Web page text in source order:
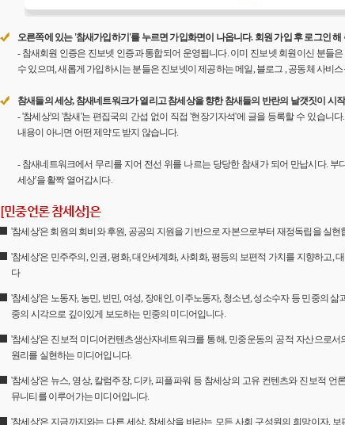
오른쪽에 있는 '참새가입하기'를 누르면 가입화면이 나옵니다. 회원 가입 후 로그인 해
- 참새회원 인증은 진보넷 인증과 통합되어 운영됩니다. 이미 진보넷 회원이신 분들
수 있으며, 새롭게 가입하시는 분들은 진보넷이 제공하는 메일, 블로그 , 공동체 사비
참새들의 세상, 참새네트워크가 열리고 참세상을 향한 참새들의 반란의 날갯짓이 시
- '참세상'의 '참새'는 편집국의 간섭 없이 직접 '현장기자석'에 글을 등록할 수 있습니
내용이 아니면 어떤 제약도 받지 않습니다.
- 참새네트워크에서 무리를 지어 전선 위를 나르는 당당한 참새가 되어 만납시다. 부
세상'을 활짝 열어갑시다.
[민중언론 참세상]은
'참세상'은 회원의 회비와 후원, 공공의 지원을 기반으로 자본으로부터 재정독립을 실현
'참세상'은 민주주의, 인권, 평화, 대안세계화, 사회화, 평등의 보편적 가치를 지향하고,
다
'참세상'은 노동자, 농민, 빈민, 여성, 장애인, 이주노동자, 청소년, 성소수자 등 민중의 삶
중의 시각으로 깊이있게 보도하는 민중의 미디어입니다.
'참세상'은 진보적 미디어컨텐츠생산자네트워크를 통해, 민중운동의 공적 자산으로
원리를 실현하는 미디어입니다.
'참세상'은 뉴스, 영상, 칼럼주장, 디카, 피플파워 등 참세상의 고유 컨텐츠와 진보적 언
뮤니티를 이루어가는 미디어입니다.
'참세상'은 지금까지와는 다른 세상, 참세상을 바라는 모든 사회 구성원의 희망이자, 보